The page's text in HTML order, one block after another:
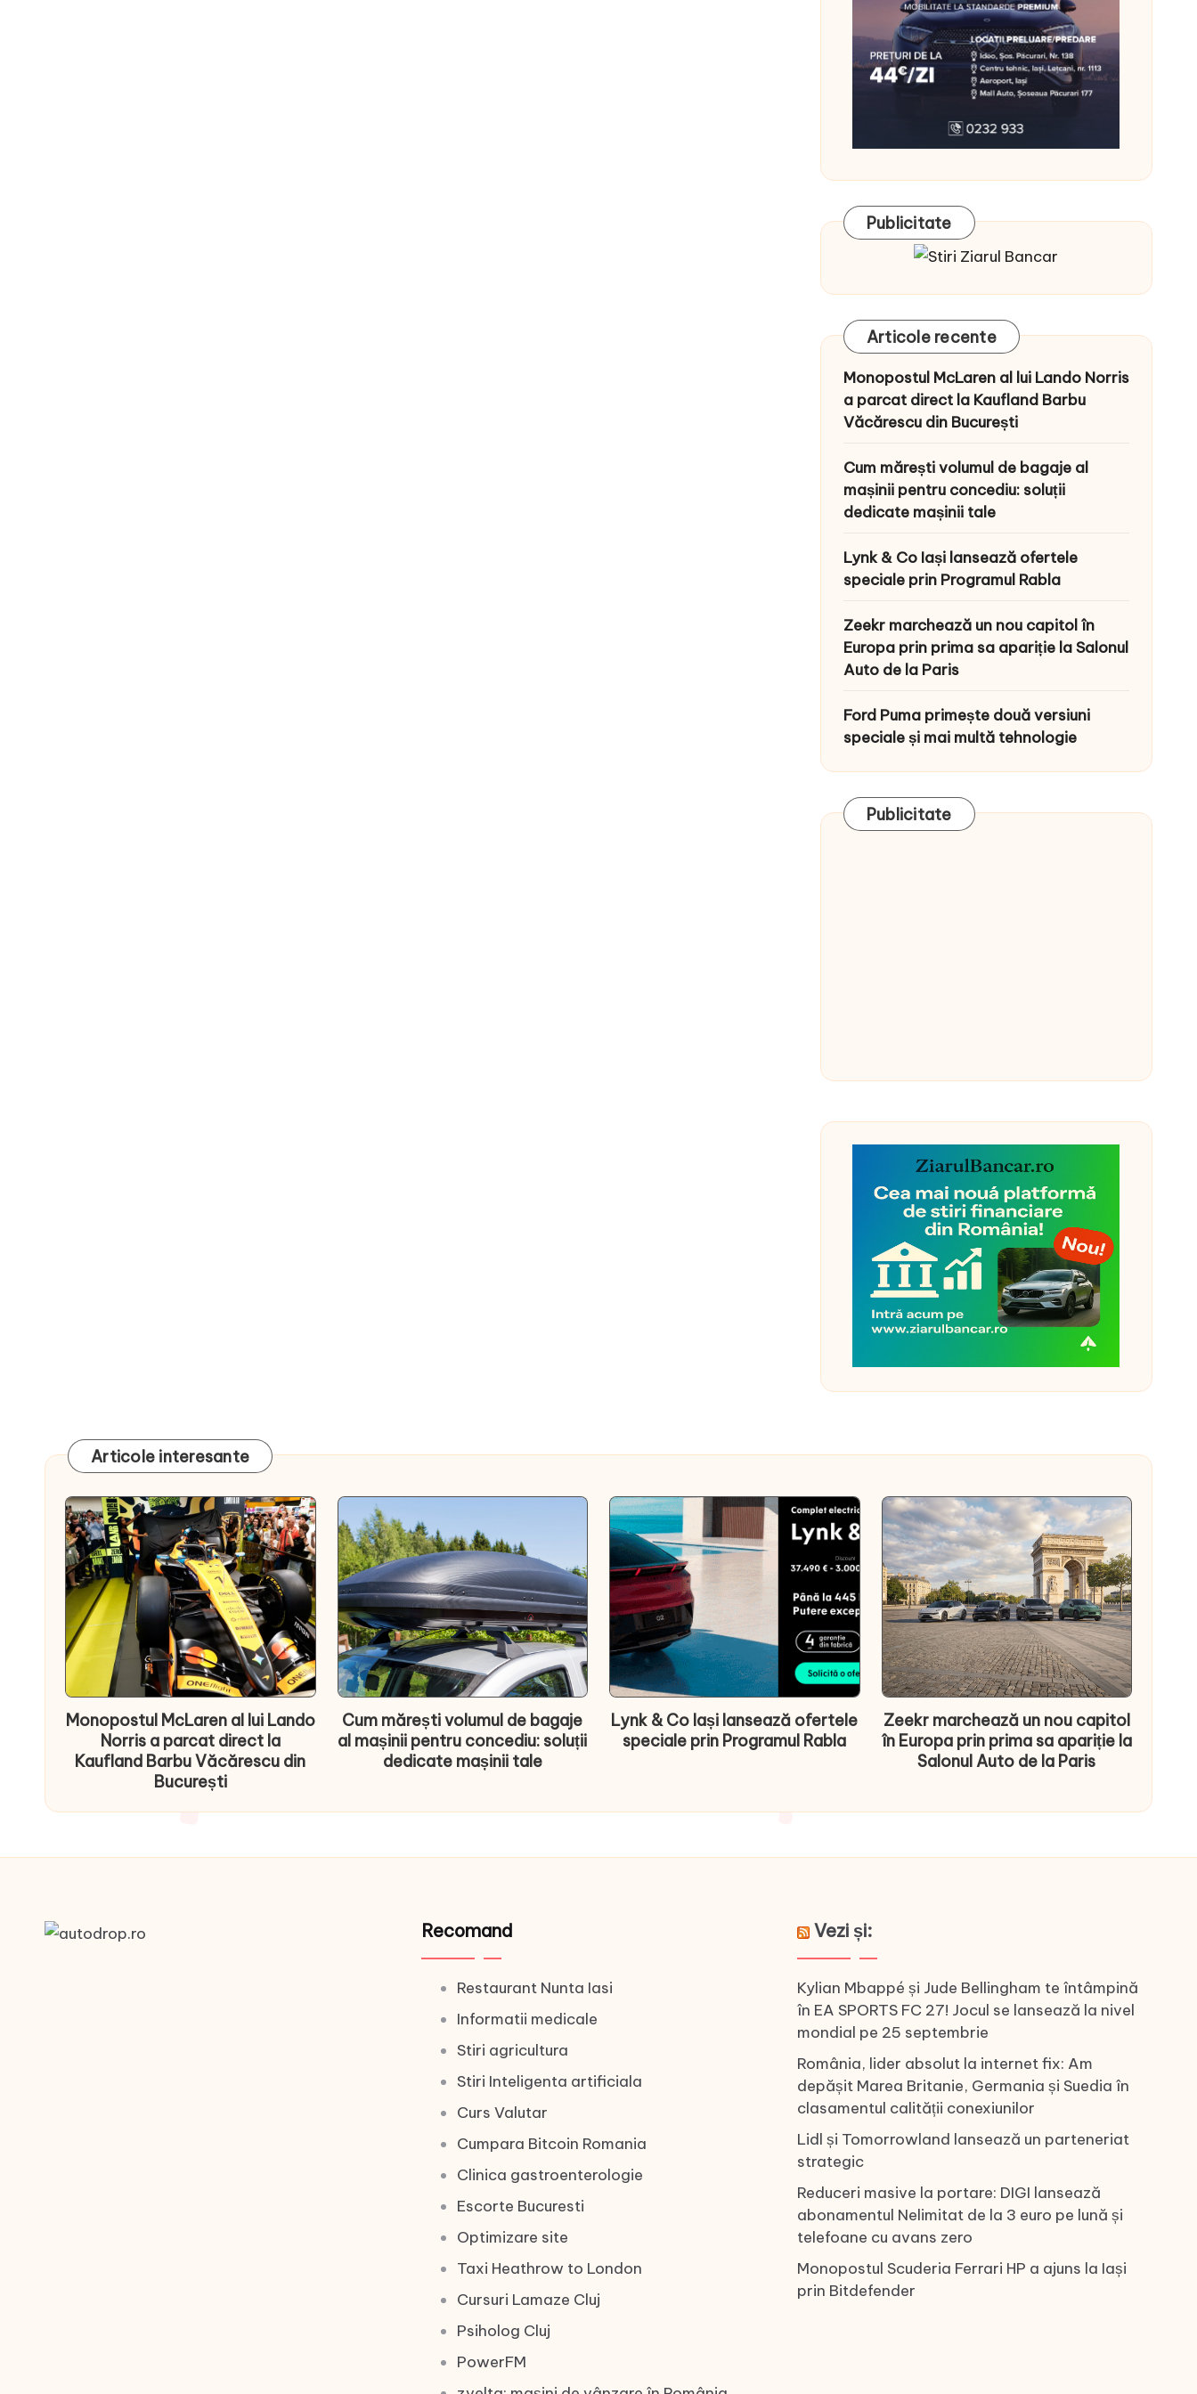
Publicitate
Articole recente
Monopostul McLaren al lui Lando Norris
a parcat direct la Kaufland Barbu
Văcărescu din București
Cum mărești volumul de bagaje al
mașinii pentru concediu: soluții
dedicate mașinii tale
Lynk & Co Iași lansează ofertele
speciale prin Programul Rabla
Zeekr marchează un nou capitol în
Europa prin prima sa apariție la Salonul
Auto de la Paris
Ford Puma primește două versiuni
speciale și mai multă tehnologie
Publicitate
Articole interesante
Monopostul McLaren al lui Lando
Norris a parcat direct la
Kaufland Barbu Văcărescu din
București
Cum mărești volumul de bagaje
al mașinii pentru concediu: soluții
dedicate mașinii tale
Lynk & Co Iași lansează ofertele
speciale prin Programul Rabla
Zeekr marchează un nou capitol
în Europa prin prima sa apariție la
Salonul Auto de la Paris
Recomand
Restaurant Nunta Iasi
Informatii medicale
Stiri agricultura
Stiri Inteligenta artificiala
Curs Valutar
Cumpara Bitcoin Romania
Clinica gastroenterologie
Escorte Bucuresti
Optimizare site
Taxi Heathrow to London
Cursuri Lamaze Cluj
Psiholog Cluj
PowerFM
Vezi și:
Kylian Mbappé și Jude Bellingham te întâmpină
în EA SPORTS FC 27! Jocul se lansează la nivel
mondial pe 25 septembrie
România, lider absolut la internet fix: Am
depășit Marea Britanie, Germania și Suedia în
clasamentul calității conexiunilor
Lidl și Tomorrowland lansează un parteneriat
strategic
Reduceri masive la portare: DIGI lansează
abonamentul Nelimitat de la 3 euro pe lună și
telefoane cu avans zero
Monopostul Scuderia Ferrari HP a ajuns la Iași
prin Bitdefender